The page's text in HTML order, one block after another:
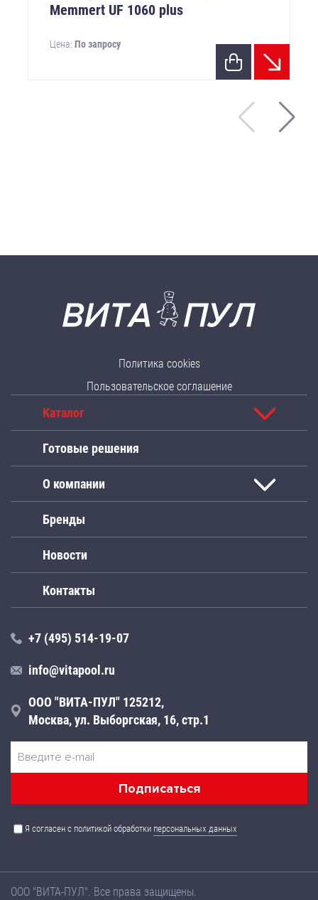
Memmert UF 1060 plus
Цена: По запросу
Политика cookies
Пользовательское соглашение
Каталог
Готовые решения
О компании
Бренды
Новости
Контакты
+7 (495) 514-19-07
info@vitapool.ru
ООО "ВИТА-ПУЛ" 125212,
Москва, ул. Выборгская, 16, стр.1
Я согласен с политикой обработки персональных данных
ООО "ВИТА-ПУЛ". Все права защищены.